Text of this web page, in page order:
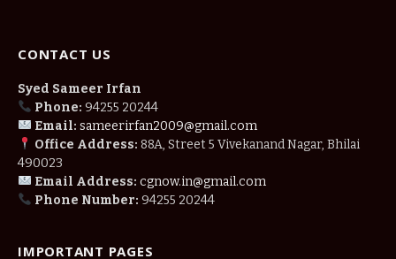
CONTACT US
Syed Sameer Irfan
Phone: 94255 20244
Email: sameerirfan2009@gmail.com
Office Address: 88A, Street 5 Vivekanand Nagar, Bhilai
490023
Email Address: cgnow.in@gmail.com
Phone Number: 94255 20244
IMPORTANT PAGES